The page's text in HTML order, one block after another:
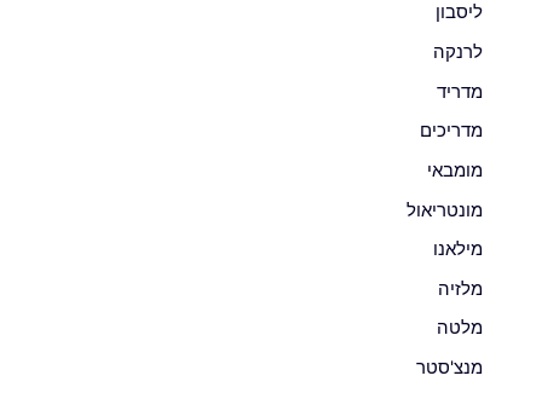
ליסבון
לרנקה
מדריד
מדריכים
מומבאי
מונטריאול
מילאנו
מלזיה
מלטה
מנצ'סטר